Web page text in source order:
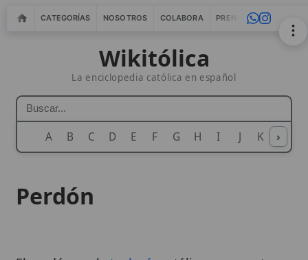
CATEGORÍAS NOSOTROS COLABORA PRENSA WEBMASTERS
Wikitólica
La enciclopedia católica en español
A B C D E F G H I J K L M
›